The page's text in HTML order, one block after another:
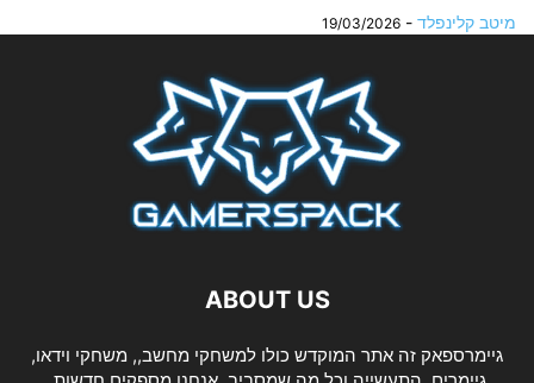
מיטב קלינפלד -
19/03/2026
ABOUT US
גיימרספאק זה אתר המוקדש כולו למשחקי מחשב,, משחקי וידאו,